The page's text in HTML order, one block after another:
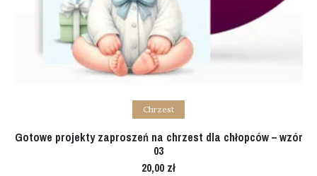
Add to cart
Chrzest
Gotowe projekty zaproszeń na chrzest dla chłopców – wzór
03
20,00 zł